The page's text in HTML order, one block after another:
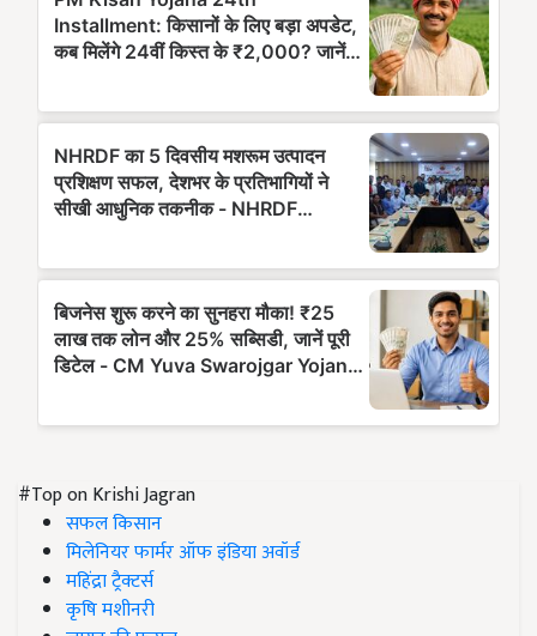
#Top on Krishi Jagran
सफल किसान
मिलेनियर फार्मर ऑफ इंडिया अवॉर्ड
महिंद्रा ट्रैक्टर्स
कृषि मशीनरी